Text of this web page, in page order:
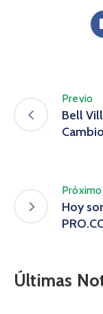
Previo
Bell
Próximo
Hoy
Últimas